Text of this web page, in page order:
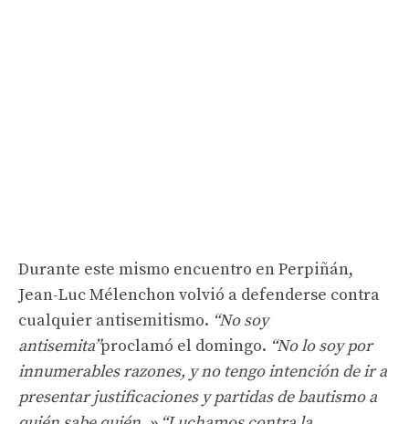
Durante este mismo encuentro en Perpiñán,
Jean-Luc Mélenchon volvió a defenderse contra
cualquier antisemitismo. “No soy
antisemita”proclamó el domingo. “No lo soy por
innumerables razones, y no tengo intención de ir a
presentar justificaciones y partidas de bautismo a